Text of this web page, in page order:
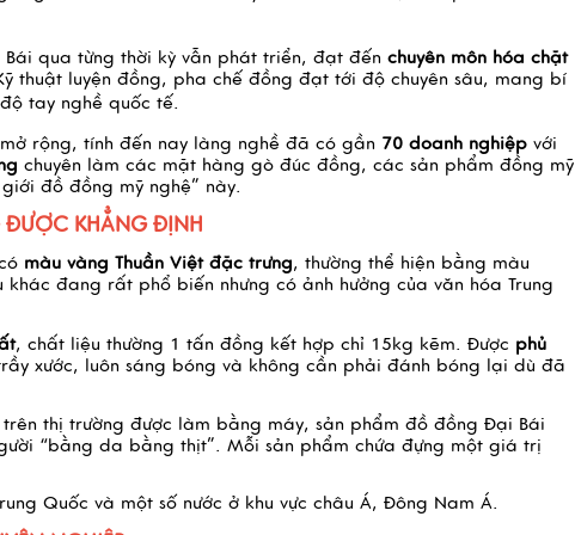
qua từng thời kỳ vẫn phát triển, đạt đến chuyên môn hóa chặt
thuật luyện đồng, pha chế đồng đạt tới độ chuyên sâu, mang bí
tay nghề quốc tế.
rộng, tính đến nay làng nghề đã có gần 70 doanh nghiệp với
chuyên làm các mặt hàng gò đúc đồng, các sản phẩm đồng mỹ
đồ đồng mỹ nghệ” này.
KHẲNG ĐỊNH
màu vàng Thuần Việt đặc trưng, thường thể hiện bằng màu
đang rất phổ biến nhưng có ảnh hưởng của văn hóa Trung
, chất liệu thường 1 tấn đồng kết hợp chỉ 15kg kẽm. Được phủ
xước, luôn sáng bóng và không cần phải đánh bóng lại dù đã
thị trường được làm bằng máy, sản phẩm đồ đồng Đại Bái
“bằng da bằng thịt”. Mỗi sản phẩm chứa đựng một giá trị
Quốc và một số nước ở khu vực châu Á, Đông Nam Á.